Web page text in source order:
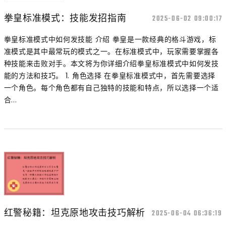
拳皇标准模式：技能发招指南 2025-06-02 09:00:17
拳皇标准模式中如何发技能 介绍 拳皇是一款经典的格斗游戏，标
准模式是其中最常玩的模式之一。在标准模式中，玩家需要掌握各
种技能来击败对手。本文将为你详细介绍拳皇标准模式中如何发技
能的方法和技巧。 1. 角色选择 在拳皇标准模式中，首先需要选择
一个角色。每个角色都有自己独特的技能和特点，所以选择一个适
合...
红警秘籍：坦克原地攻击技巧解析 2025-06-04 06:36:19